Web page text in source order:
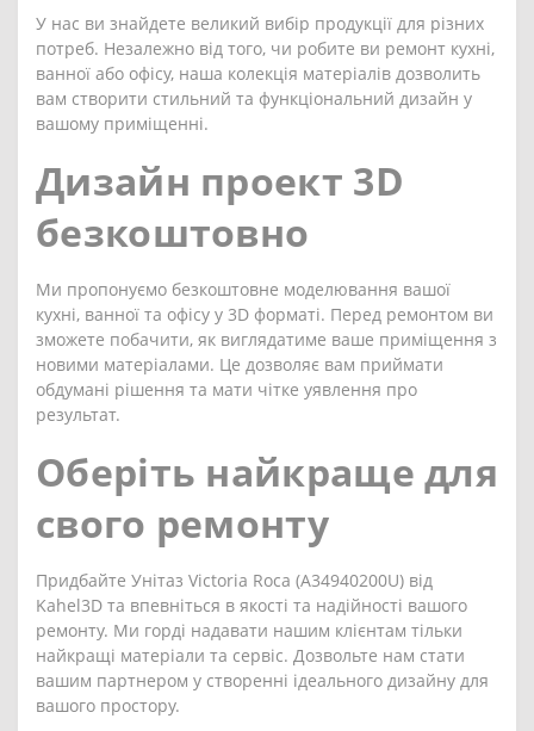
У нас ви знайдете великий вибір продукції для різних
потреб. Незалежно від того, чи робите ви ремонт кухні,
ванної або офісу, наша колекція матеріалів дозволить
вам створити стильний та функціональний дизайн у
вашому приміщенні.
Дизайн проект 3D
безкоштовно
Ми пропонуємо безкоштовне моделювання вашої
кухні, ванної та офісу у 3D форматі. Перед ремонтом ви
зможете побачити, як виглядатиме ваше приміщення з
новими матеріалами. Це дозволяє вам приймати
обдумані рішення та мати чітке уявлення про
результат.
Оберіть найкраще для
свого ремонту
Придбайте Унітаз Victoria Roca (A34940200U) від
Kahel3D та впевніться в якості та надійності вашого
ремонту. Ми горді надавати нашим клієнтам тільки
найкращі матеріали та сервіс. Дозвольте нам стати
вашим партнером у створенні ідеального дизайну для
вашого простору.